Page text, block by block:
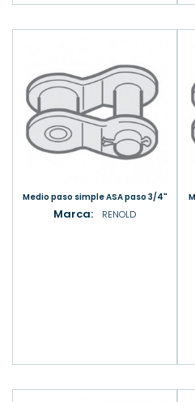
Medio paso simple ASA paso 3/4"
Marca: RENOLD